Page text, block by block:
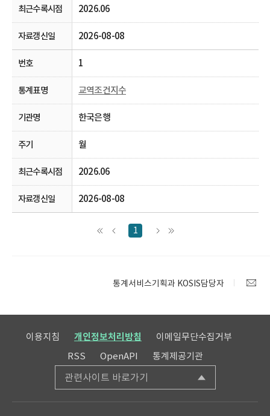
2026.06
2026-08-08
1
교역조건지수
한국은행
월
2026.06
2026-08-08
1
통계서비스기획과 KOSIS담당자
이용지침 개인정보처리방침
이메일무단수집거부
RSS
OpenAPI 통계제공기관
관련사이트 바로가기